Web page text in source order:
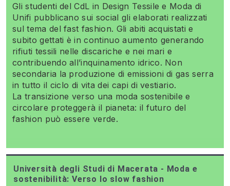
Gli studenti del CdL in Design Tessile e Moda di
Unifi pubblicano sui social gli elaborati realizzati
sul tema del fast fashion. Gli abiti acquistati e
subito gettati è in continuo aumento generando
rifiuti tessili nelle discariche e nei mari e
contribuendo all’inquinamento idrico. Non
secondaria la produzione di emissioni di gas serra
in tutto il ciclo di vita dei capi di vestiario.
La transizione verso una moda sostenibile e
circolare proteggerà il pianeta: il futuro del
fashion può essere verde.
Università degli Studi di Macerata - Moda e
sostenibilità: Verso lo slow fashion